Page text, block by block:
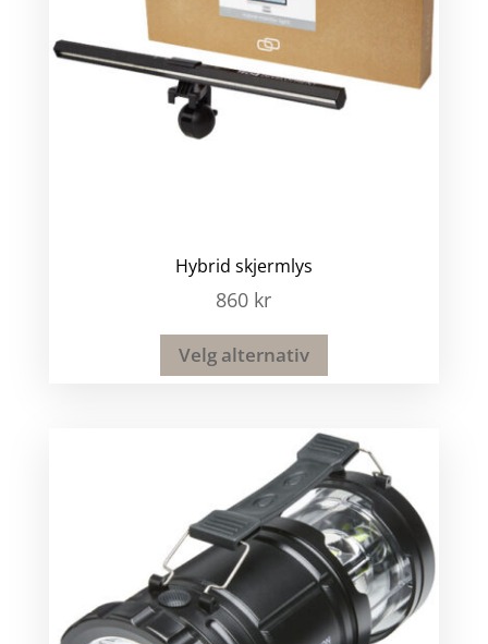
Hybrid skjermlys
860 kr
Velg alternativ